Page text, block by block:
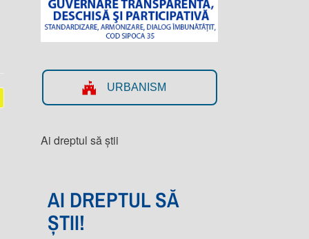
URBANISM
Ai dreptul să știi
AI DREPTUL SĂ
ȘTII!